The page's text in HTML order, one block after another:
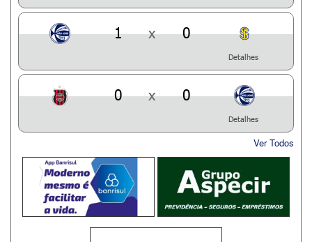
1 x 0
Detalhes
0 x 0
Detalhes
Ver Todos